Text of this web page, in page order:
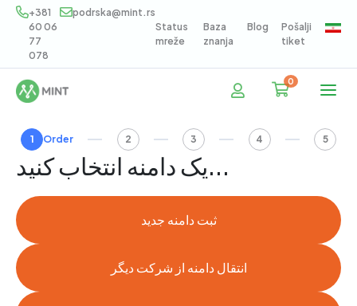
+381
60 06
77
078
podrska@mint.rs
Status
mreže
Baza
znanja
Blog
Pošalji
tiket
0کارت خرید
1 Order 2 3 4 5
یک دامنه انتخاب کنید...
ثبت دامنه جدید
انتقال دامنه از شرکت دیگر